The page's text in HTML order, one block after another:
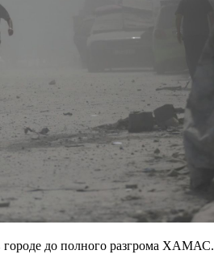
городе до полного разгрома ХАМАС.